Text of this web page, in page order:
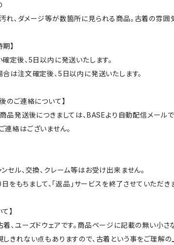
れ、ダメージ等が数箇所に見られる商品。古着の雰囲
】
定後、5日以内に発送いたします。
合は注文確定後、5日以内に発送いたします。
のご連絡について】
品発送後につきましては、BASEより自動配信メール
連絡はございません。
セル、交換、クレーム等はお受け出来ません。
もちまして、「返品」サービスを終了させていただき
】
着、ユーズドウェアです。商品ページに記載の無い小
しきれない点もありますので、古着という事をご理解の